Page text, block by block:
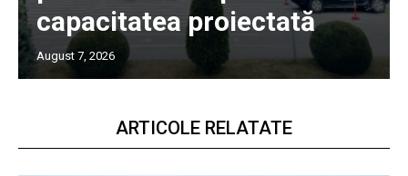
capacitatea proiectată
August 7, 2026
ARTICOLE RELATATE